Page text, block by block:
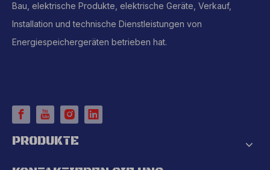
Bau, elektrische Produkte, elektrische Geräte, Verkauf,
Installation und technische Dienstleistungen von
Energiespeichergeräten betrieben hat.
PRODUKTE